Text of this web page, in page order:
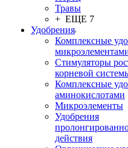
Травы
+ ЕЩЕ 7
Удобрения
Комплексные
Стимуляторы
корневой
Комплексные
аминокислотами
Микроэлементы
Удобрения
действия